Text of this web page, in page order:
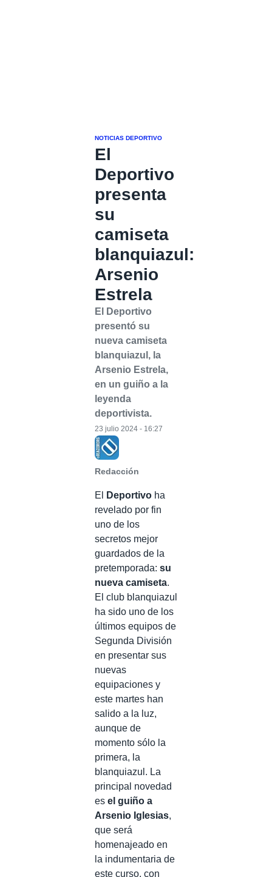
NOTICIAS DEPORTIVO
El
Deportivo
presenta
su
camiseta
blanquiazul:
Arsenio
Estrela
El Deportivo
presentó su
nueva camiseta
blanquiazul, la
Arsenio Estrela,
en un guiño a la
leyenda
deportivista.
Redacción
23 julio 2024 - 16:27
El Deportivo ha
revelado por fin
uno de los
secretos mejor
guardados de la
pretemporada: su
nueva camiseta.
El club blanquiazul
ha sido uno de los
últimos equipos de
Segunda División
en presentar sus
nuevas
equipaciones y
este martes han
salido a la luz,
aunque de
momento sólo la
primera, la
blanquiazul. La
principal novedad
es el guiño a
Arsenio Iglesias,
que será
homenajeado en
la indumentaria de
este curso, con